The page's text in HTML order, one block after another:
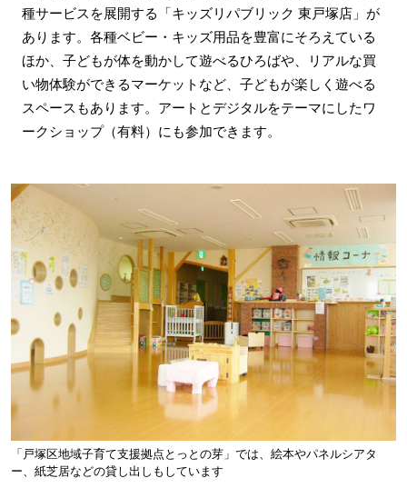
種サービスを展開する「キッズリパブリック 東戸塚店」が
あります。各種ベビー・キッズ用品を豊富にそろえている
ほか、子どもが体を動かして遊べるひろばや、リアルな買
い物体験ができるマーケットなど、子どもが楽しく遊べる
スペースもあります。アートとデジタルをテーマにしたワ
ークショップ（有料）にも参加できます。
「戸塚区地域子育て支援拠点とっとの芽」では、絵本やパネルシアタ
ー、紙芝居などの貸し出しもしています